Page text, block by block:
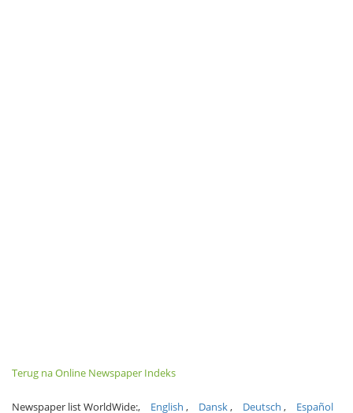
Terug na Online Newspaper Indeks
Newspaper list WorldWide: English Dansk Deutsch Español